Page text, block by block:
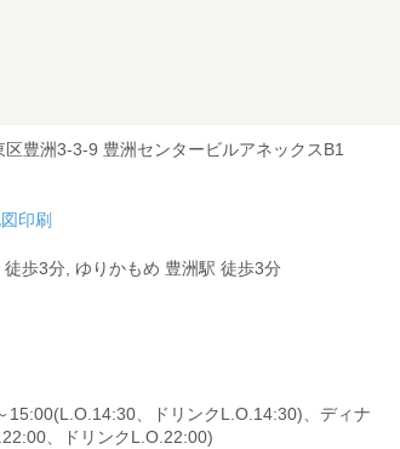
豊洲3-3-9 豊洲センタービルアネックスB1
印刷
歩3分, ゆりかもめ 豊洲駅 徒歩3分
15:00(L.O.14:30、ドリンクL.O.14:30)、ディナ
、ドリンクL.O.22:00)